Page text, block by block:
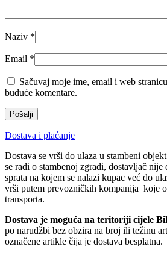
Naziv *
Email *
Sačuvaj moje ime, email i web
buduće komentare.
Dostava i plaćanje
Dostava se vrši do ulaza u stambeni
se radi o stambenoj zgradi, dostavljač
sprata na kojem se nalazi kupac već do
vrši putem prevozničkih kompanija koje
transporta.
Dostava je moguća na teritoriji cijele
po narudžbi bez obzira na broj ili težinu
označene artikle čija je dostava besplatna.